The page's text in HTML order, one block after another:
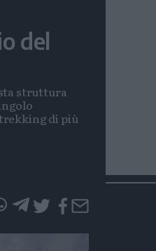
del
struttura
di più